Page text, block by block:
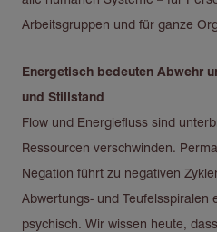
Arbeitsgruppen und für ganze
Energetisch bedeuten Abwehr
und Stillstand
Flow und Energiefluss sind
Ressourcen verschwinden.
Negation führt zu negativen
Abwertungs- und Teufelsspiralen
psychisch. Wir wissen heute,